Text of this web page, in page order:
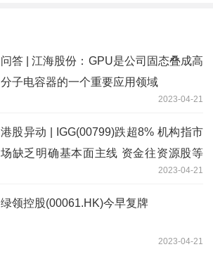
问答 | 江海股份：GPU是公司固态叠成高
分子电容器的一个重要应用领域
2023-04-21
港股异动 | IGG(00799)跌超8% 机构指市
场缺乏明确基本面主线 资金往资源股等
2023-04-21
绿领控股(00061.HK)今早复牌
2023-04-21